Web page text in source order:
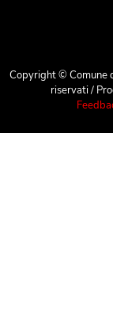
Copyright © Comune
riservati /